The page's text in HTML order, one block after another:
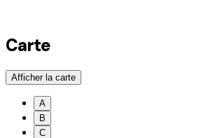
Carte
Afficher la carte
A
B
C